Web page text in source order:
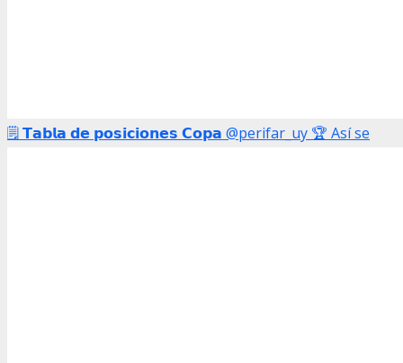
🗒️ 𝗧𝗮𝗯𝗹𝗮 𝗱𝗲 𝗽𝗼𝘀𝗶𝗰𝗶𝗼𝗻𝗲𝘀 𝗖𝗼𝗽𝗮 @perifar_uy 🏆 Así se